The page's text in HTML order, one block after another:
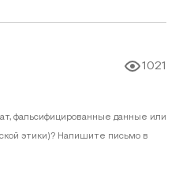
1021
фальсифицированные данные или
этики)? Напишите письмо в